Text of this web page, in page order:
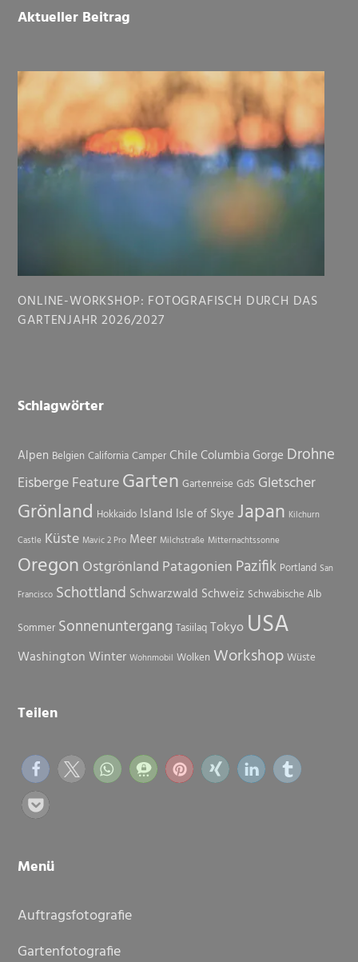
Footer
Aktueller Beitrag
ONLINE-WORKSHOP: FOTOGRAFISCH DURCH DAS
GARTENJAHR 2026/2027
Schlagwörter
Alpen Belgien California Camper ChileColumbia Gorge Drohne
EisbergeFeatureGarten Gartenreise GdS Gletscher
Grönland Hokkaido Island Isle of Skye Japan Kilchurn
Castle Küste Mavic 2 Pro Meer Milchstraße Mitternachtssonne
Oregon Ostgrönland Patagonien Pazifik Portland San
Francisco Schottland Schwarzwald Schweiz Schwäbische Alb
Sommer Sonnenuntergang Tasiilaq Tokyo USA
Washington Winter Wohnmobil Wolken Workshop Wüste
Teilen
Menü
Auftragsfotografie
Gartenfotografie